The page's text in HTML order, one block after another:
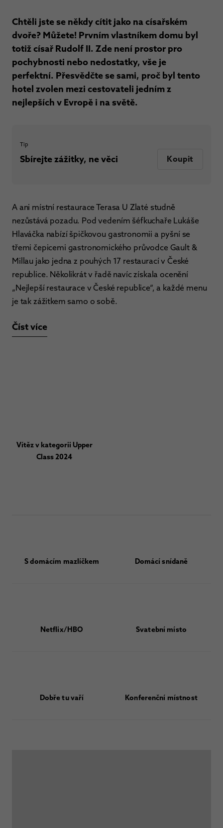
Chtěli jste se někdy cítit jako na císařském
dvoře? Můžete! Prvním vlastníkem domu byl
totiž císař Rudolf II. Zde není prostor pro
pochybnosti nebo nedostatky, vše je
perfektní. Přesvědčte se sami, proč byl tento
hotel zvolen mezi cestovateli jedním z
nejlepších v Evropě i na světě.
Tip
Sbírejte zážitky, ne věci Koupit
A ani místní restaurace Terasa U Zlaté studně
nezůstává pozadu. Pod vedením šéfkuchaře Lukáše
Hlaváčka nabízí špičkovou gastronomii a pyšní se
třemi čepicemi gastronomického průvodce Gault &
Millau jako jedna z pouhých 17 restaurací v České
republice. Několikrát v řadě navíc získala ocenění
„Nejlepší restaurace v České republice“, a každé menu
je tak zážitkem samo o sobě.
Číst více
Vítěz v kategorii Upper
Class 2024
S domácím mazlíčkem Domácí snídaně
Netflix/HBO Svatební místo
Dobře tu vaří Konferenční místnost